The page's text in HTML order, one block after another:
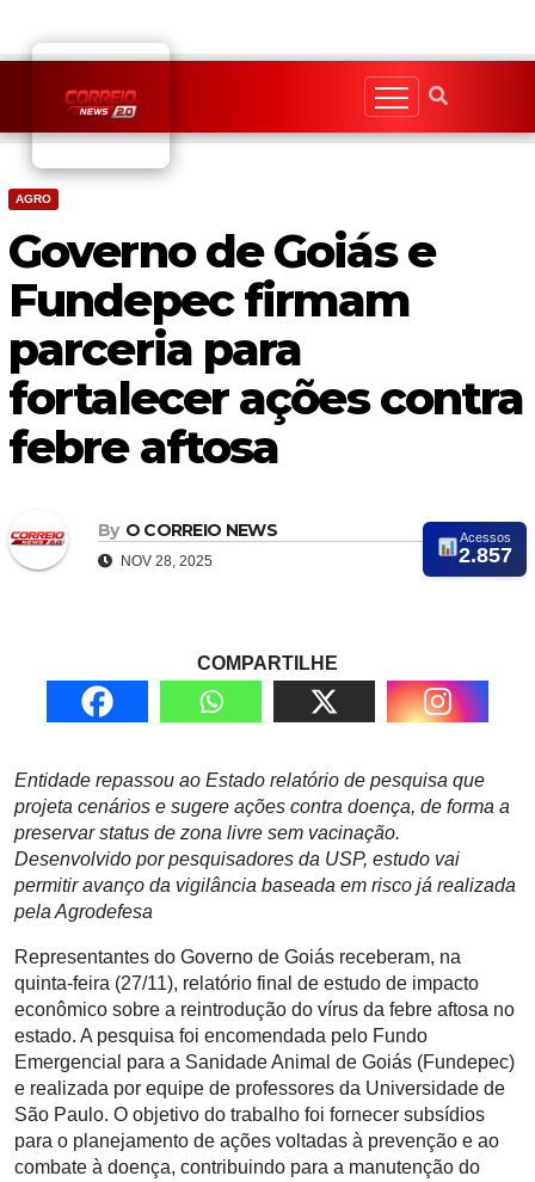
content
AGRO
Governo de Goiás e
Fundepec firmam
parceria para
fortalecer ações contra
febre aftosa
By O CORREIO NEWS
NOV 28, 2025
Acessos
2.857
COMPARTILHE
Entidade repassou ao Estado relatório de pesquisa que
projeta cenários e sugere ações contra doença, de forma a
preservar status de zona livre sem vacinação.
Desenvolvido por pesquisadores da USP, estudo vai
permitir avanço da vigilância baseada em risco já realizada
pela Agrodefesa
Representantes do Governo de Goiás receberam, na
quinta-feira (27/11), relatório final de estudo de impacto
econômico sobre a reintrodução do vírus da febre aftosa no
estado. A pesquisa foi encomendada pelo Fundo
Emergencial para a Sanidade Animal de Goiás (Fundepec)
e realizada por equipe de professores da Universidade de
São Paulo. O objetivo do trabalho foi fornecer subsídios
para o planejamento de ações voltadas à prevenção e ao
combate à doença, contribuindo para a manutenção do